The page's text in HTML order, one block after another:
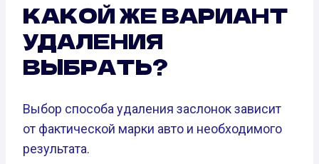
КАКОЙ ЖЕ ВАРИАНТ
УДАЛЕНИЯ
ВЫБРАТЬ?
Выбор способа удаления заслонок зависит
от фактической марки авто и необходимого
результата.